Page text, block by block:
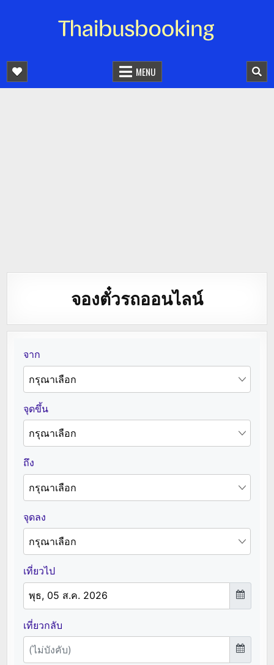
จองตั๋วรถออนไลน์ 24 ชั่วโมง
MENU
จองตั๋วรถออนไลน์